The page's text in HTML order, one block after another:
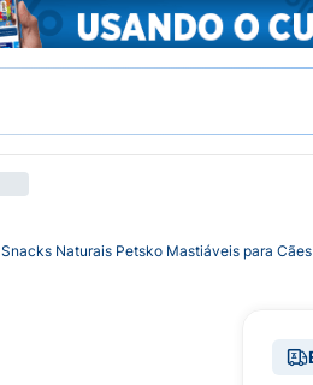
Snacks Naturais Petsko Mastiáveis para